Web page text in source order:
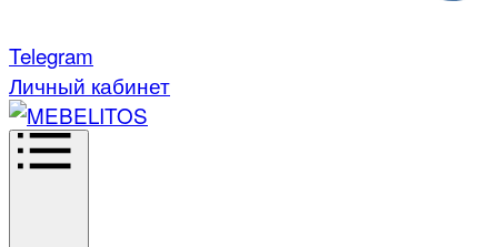
Telegram
Личный кабинет